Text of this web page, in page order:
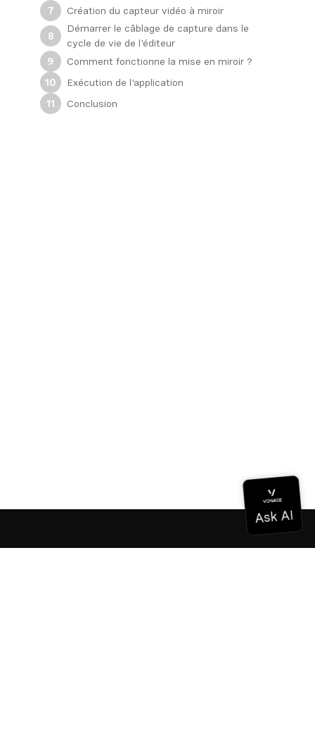
7
Création du capteur vidéo à miroir
8
Démarrer le câblage de capture dans le
cycle de vie de l'éditeur
9
Comment fonctionne la mise en miroir ?
10
Exécution de l'application
11
Conclusion